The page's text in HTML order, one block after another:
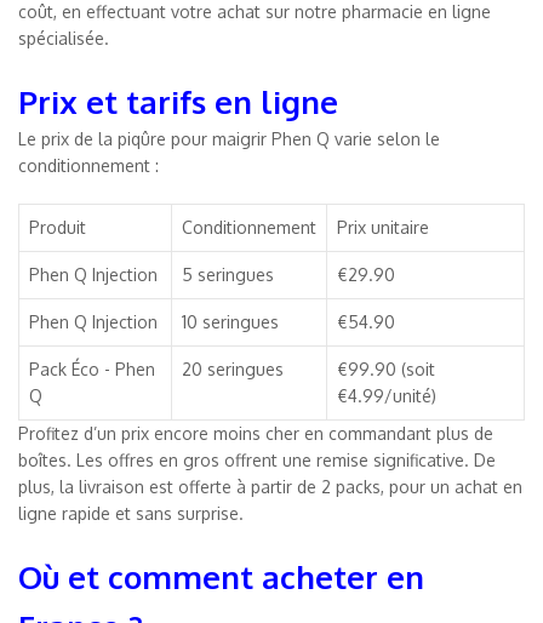
coût, en effectuant votre achat sur notre pharmacie en ligne
spécialisée.
Prix et tarifs en ligne
Le prix de la piqûre pour maigrir Phen Q varie selon le
conditionnement :
Produit Conditionnement Prix unitaire
Phen Q Injection 5 seringues €29.90
Phen Q Injection 10 seringues €54.90
Pack Éco - Phen
Q
20 seringues
€99.90 (soit
€4.99/unité)
Profitez d’un prix encore moins cher en commandant plus de
boîtes. Les offres en gros offrent une remise significative. De
plus, la livraison est offerte à partir de 2 packs, pour un achat en
ligne rapide et sans surprise.
Où et comment acheter en